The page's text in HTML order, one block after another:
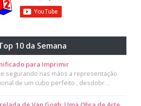
10 da Semana
para Imprimir
segurando nas mãos a representação
de um cubo perfeito , desdobr…